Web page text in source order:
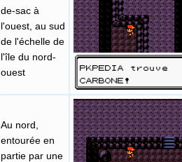
de-sac à
l'ouest, au sud
de l'échelle de
l'île du nord-
ouest
Au nord,
entourée en
partie par une